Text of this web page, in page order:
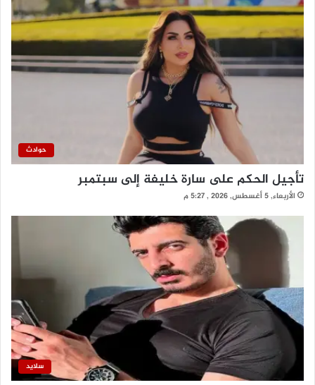
حوادث
تأجيل الحكم على سارة خليفة إلى سبتمبر
الأربعاء, 5 أغسطس, 2026 , 5:27 م
سلايد